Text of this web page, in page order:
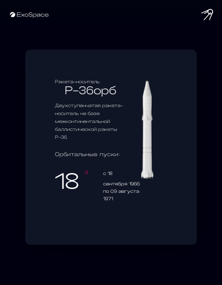
Ракета-носитель
Р-36орб
Двухступенчатая ракета-
носитель на базе
межконтинентальной
баллистической ракеты
Р-36.
Орбитальные пуски:
18 3 c 18
сентября 1966
по 09 августа
1971